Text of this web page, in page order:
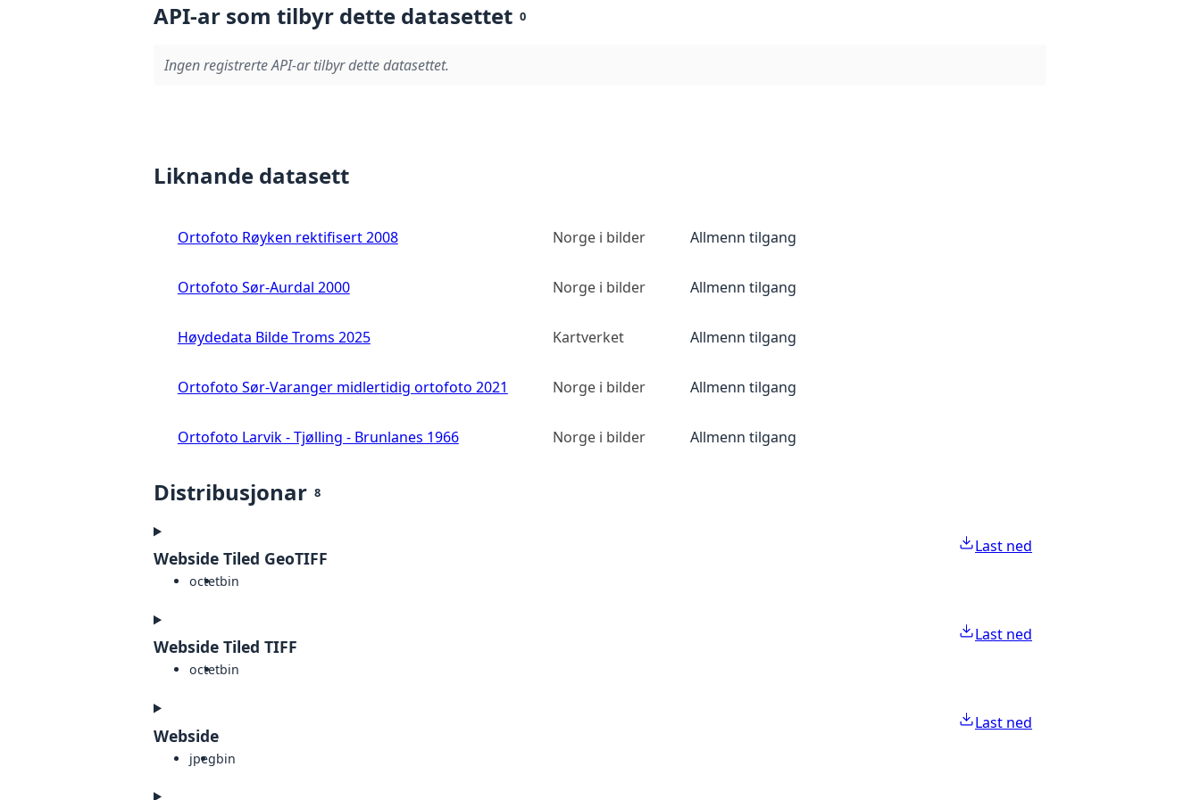
API-ar som tilbyr dette datasettet 0
Ingen registrerte API-ar tilbyr dette datasettet.
Liknande datasett
Ortofoto Røyken rektifisert 2008 Norge i bilder Allmenn tilgang
Ortofoto Sør-Aurdal 2000 Norge i bilder Allmenn tilgang
Høydedata Bilde Troms 2025 Kartverket Allmenn tilgang
Ortofoto Sør-Varanger midlertidig ortofoto 2021 Norge i bilder Allmenn tilgang
Ortofoto Larvik - Tjølling - Brunlanes 1966 Norge i bilder Allmenn tilgang
Distribusjonar 8
Webside Tiled GeoTIFF
octetbin
Last ned
Webside Tiled TIFF
octetbin
Last ned
Webside
jpegbin
Last ned